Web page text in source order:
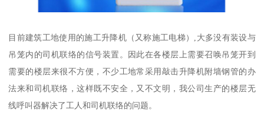
目前建筑工地使用的施工升降机（又称施工电梯）,大多没有装设与
吊笼内的司机联络的信号装置。因此在各楼层上需要召唤吊笼开到
需要的楼层来很不方便，不少工地常采用敲击升降机附墙钢管的办
法来和司机联络，这样既不安全，又不文明，我公司生产的楼层无
线呼叫器解决了工人和司机联络的问题。